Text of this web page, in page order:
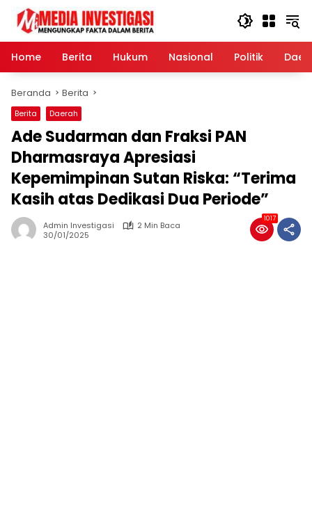
Langsung
konten
Home
Berita Hukum Nasional Politik
Beranda Berita
Berita Daerah
Ade Sudarman dan Fraksi PAN
Dharmasraya Apresiasi
Kepemimpinan Sutan Riska: “Terima
Kasih atas Dedikasi Dua Periode”
Admin Investigasi
2 Min Baca
30/01/2025
1017